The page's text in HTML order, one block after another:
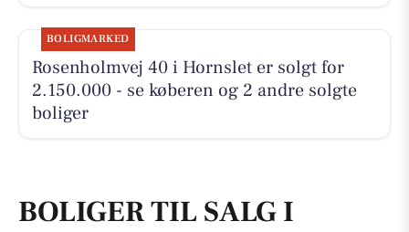
BOLIGMARKED
Rosenholmvej 40 i Hornslet er solgt for
2.150.000 - se køberen og 2 andre solgte
boliger
BOLIGER TIL SALG I